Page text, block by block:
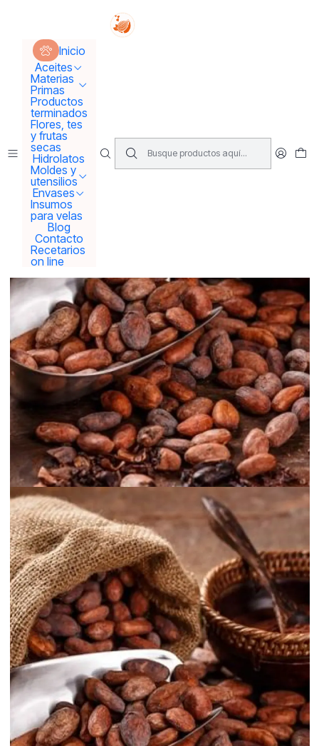
Inicio
Aceites
Materias
Primas
Productos
terminados
Flores, tes
y frutas
secas
Hidrolatos
Moldes y
utensilios
Envases
Insumos
para velas
Blog
Contacto
Recetarios
on line
Tus sueños se concretan aquí !!!
Inicio